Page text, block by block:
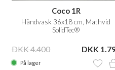
Coco 1R
Håndvask 36x18 cm, Mathvid
SolidTec®
DKK 4.400 DKK
På lager